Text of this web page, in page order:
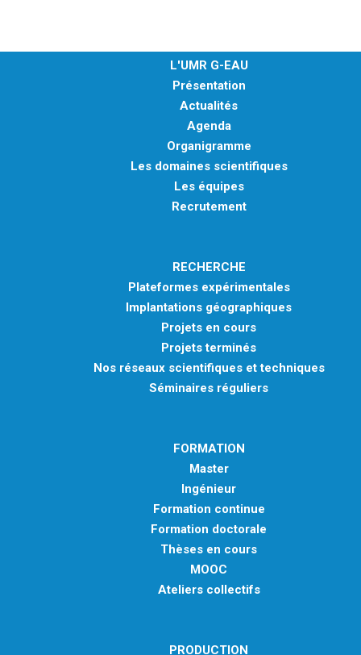
L'UMR G-EAU
Présentation
Actualités
Agenda
Organigramme
Les domaines scientifiques
Les équipes
Recrutement
RECHERCHE
Plateformes expérimentales
Implantations géographiques
Projets en cours
Projets terminés
Nos réseaux scientifiques et techniques
Séminaires réguliers
FORMATION
Master
Ingénieur
Formation continue
Formation doctorale
Thèses en cours
MOOC
Ateliers collectifs
PRODUCTION